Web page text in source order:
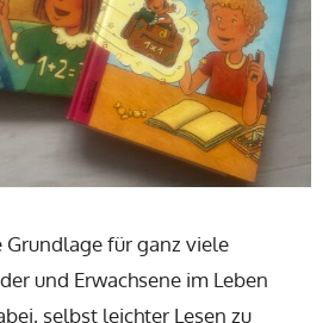
Grundlage für ganz viele
und Erwachsene im Leben
selbst leichter Lesen zu